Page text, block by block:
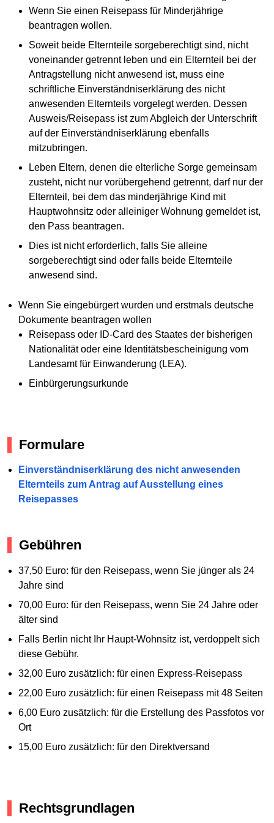
Wenn Sie einen Reisepass für Minderjährige
beantragen wollen.
Soweit beide Elternteile sorgeberechtigt sind, nicht
voneinander getrennt leben und ein Elternteil bei der
Antragstellung nicht anwesend ist, muss eine
schriftliche Einverständniserklärung des nicht
anwesenden Elternteils vorgelegt werden. Dessen
Ausweis/Reisepass ist zum Abgleich der Unterschrift
auf der Einverständniserklärung ebenfalls
mitzubringen.
Leben Eltern, denen die elterliche Sorge gemeinsam
zusteht, nicht nur vorübergehend getrennt, darf nur der
Elternteil, bei dem das minderjährige Kind mit
Hauptwohnsitz oder alleiniger Wohnung gemeldet ist,
den Pass beantragen.
Dies ist nicht erforderlich, falls Sie alleine
sorgeberechtigt sind oder falls beide Elternteile
anwesend sind.
Wenn Sie eingebürgert wurden und erstmals deutsche
Dokumente beantragen wollen
Reisepass oder ID-Card des Staates der bisherigen
Nationalität oder eine Identitätsbescheinigung vom
Landesamt für Einwanderung (LEA).
Einbürgerungsurkunde
Formulare
Einverständniserklärung des nicht anwesenden
Elternteils zum Antrag auf Ausstellung eines
Reisepasses
Gebühren
37,50 Euro: für den Reisepass, wenn Sie jünger als 24
Jahre sind
70,00 Euro: für den Reisepass, wenn Sie 24 Jahre oder
älter sind
Falls Berlin nicht Ihr Haupt-Wohnsitz ist, verdoppelt sich
diese Gebühr.
32,00 Euro zusätzlich: für einen Express-Reisepass
22,00 Euro zusätzlich: für einen Reisepass mit 48 Seiten
6,00 Euro zusätzlich: für die Erstellung des Passfotos vor
Ort
15,00 Euro zusätzlich: für den Direktversand
Rechtsgrundlagen